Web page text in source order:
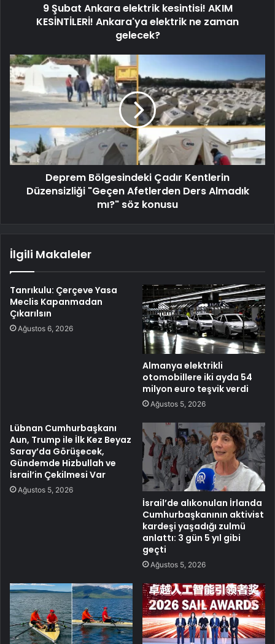
9 Şubat Ankara elektrik kesintisi! AKIM
KESİNTİLERİ! Ankara'ya elektrik ne zaman
gelecek?
Deprem Bölgesindeki Çadır Kentlerin
Düzensizliği "Geçen Afetlerden Ders Almadık
mı?" söz konusu
İlgili Makaleler
Tanrıkulu: Çerçeve Yasa
Meclis Kapanmadan
Çıkarılsın
Ağustos 6, 2026
Almanya elektrikli
otomobillere iki ayda 54
milyon euro teşvik verdi
Ağustos 5, 2026
Lübnan Cumhurbaşkanı
Aun, Trump ile İlk Kez Beyaz
Saray’da Görüşecek,
Gündemde Hizbullah ve
İsrail’in Çekilmesi Var
Ağustos 5, 2026
İsrail’de alıkonulan İrlanda
Cumhurbaşkanının aktivist
kardeşi yaşadığı zulmü
anlattı: 3 gün 5 yıl gibi
geçti
Ağustos 5, 2026